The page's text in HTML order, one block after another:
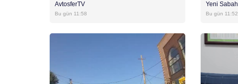
AvtosferTV
Bu gün 11:58
Yeni Sabah
Bu gün 11:52